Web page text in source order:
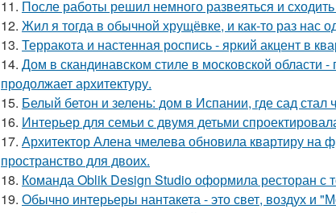
11. После работы решил немного развеяться и
12. Жил я тогда в обычной хрущёвке, и как-то раз нас
13. Терракота и настенная роспись - яркий акцент в
14. Дом в скандинавском стиле в московской области
продолжает архитектуру.
15. Белый бетон и зелень: дом в Испании, где сад стал
16. Интерьер для семьи с двумя детьми
17. Архитектор Алена чмелева обновила квартиру на
пространство для двоих.
18. Команда Oblik Design Studio оформила ресторан с
19. Обычно интерьеры нантакета - это свет, воздух и